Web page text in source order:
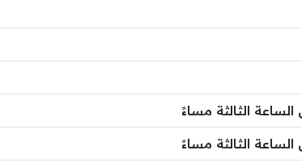
الثالثة مساءً
الثالثة مساءً